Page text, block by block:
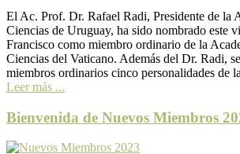
El Ac. Prof. Dr. Rafael Radi, Presidente de la
Ciencias de Uruguay, ha sido nombrado este
Francisco como miembro ordinario de la
Ciencias del Vaticano. Además del Dr. Radi,
miembros ordinarios cinco personalidades de
Leer más ...
Bienvenida de Nuevos Miembros